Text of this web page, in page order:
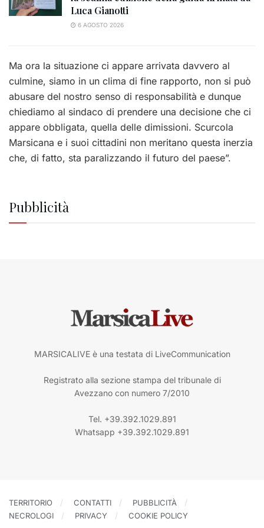
Luca Gianotti
6 AGOSTO 2026
Ma ora la situazione ci appare arrivata davvero al
culmine, siamo in un clima di fine rapporto, non si può
abusare del nostro senso di responsabilità e dunque
chiediamo al sindaco di prendere una decisione che ci
appare obbligata, quella delle dimissioni. Scurcola
Marsicana e i suoi cittadini non meritano questa inerzia
che, di fatto, sta paralizzando il futuro del paese”.
Pubblicità
MARSICALIVE è una testata di LiveCommunication
Registrato alla sezione stampa del tribunale di
Avezzano con numero 7/2010
Tel. +39.392.1029.891
Whatsapp +39.392.1029.891
TERRITORIO CONTATTI
PUBBLICITÀ
NECROLOGI
PRIVACY COOKIE POLICY